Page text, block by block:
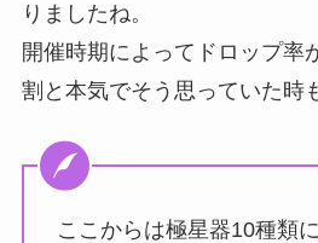
りましたね。
開催時期によってドロップ率
割と本気でそう思っていた時
ここからは極星器10種類